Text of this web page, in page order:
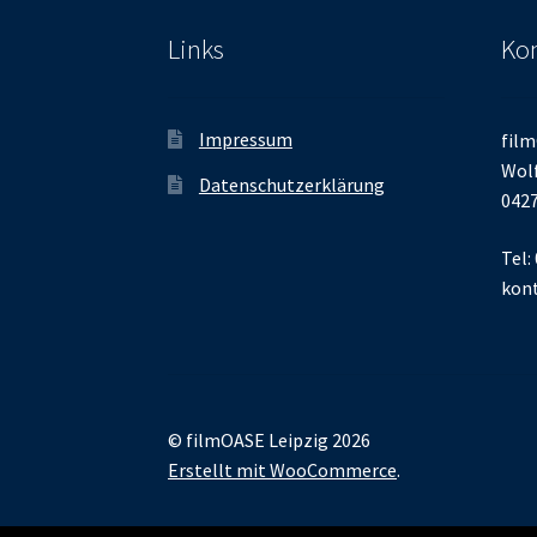
Links
Impressum
Datenschutzerklärung
Tel:
© filmOASE Leipzig 2026
Erstellt mit WooCommerce.